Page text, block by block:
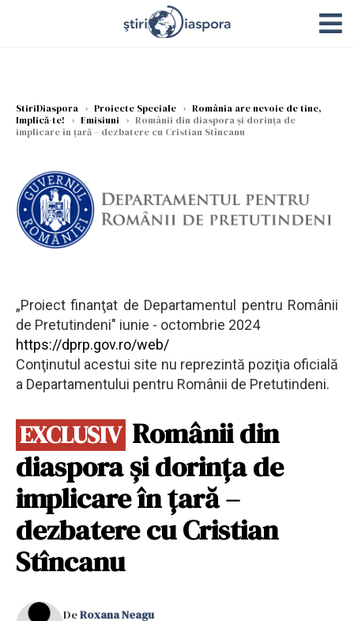
StiriDiaspora › Proiecte Speciale › România are nevoie de tine,
Implică-te!
› Emisiuni › Românii din diaspora și dorința de
implicare în țară – dezbatere cu Cristian Stîncanu
„Proiect finanţat de Departamentul pentru Românii
de Pretutindeni" iunie - octombrie 2024
https://dprp.gov.ro/web/
Conţinutul acestui site nu reprezintă poziţia oficială
a Departamentului pentru Românii de Pretutindeni.
EXCLUSIV Românii din
diaspora și dorința de
implicare în țară –
dezbatere cu Cristian
Stîncanu
DeRoxana Neagu